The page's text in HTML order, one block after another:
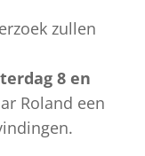
zullen
8 en
Roland een